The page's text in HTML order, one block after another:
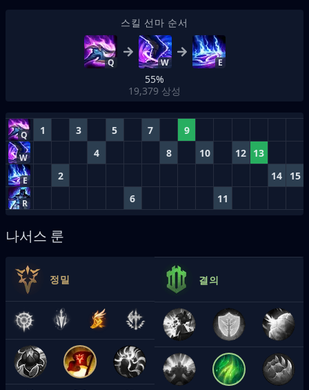
스킬 선마 순서
Q W E
55%
19,379 상성
Q 1 3 5 7 9
W 4 8 10 12 13
E 2 14 15
R 6 11
나서스 룬
정밀 결의